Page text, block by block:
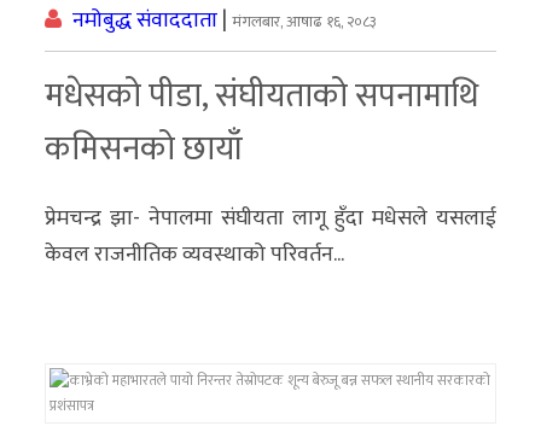
नमोबुद्ध संवाददाता|मंगलबार, आषाढ १६, २०८३
मधेसको पीडा, संघीयताको सपनामाथि
कमिसनको छायाँ
प्रेमचन्द्र झा- नेपालमा संघीयता लागू हुँदा मधेसले यसलाई
केवल राजनीतिक व्यवस्थाको परिवर्तन...